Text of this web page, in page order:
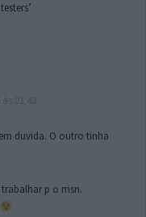
duvida. O outro tinha
p o msn.